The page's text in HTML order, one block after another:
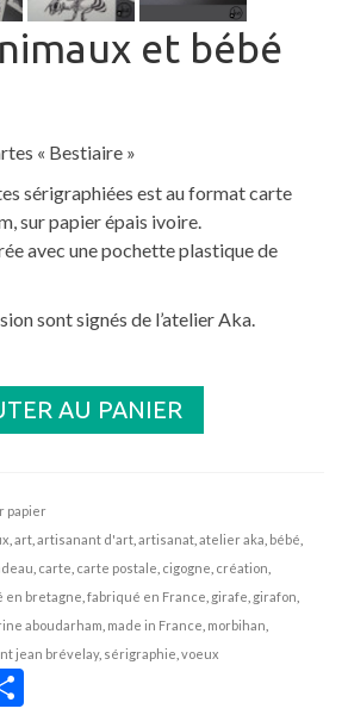
et bébé
« Bestiaire »
sérigraphiées est au format carte
sur papier épais ivoire.
avec une pochette plastique de
sont signés de l’atelier Aka.
AU PANIER
papier
art artisanant d'art artisanat atelier aka bébé
carte carte postale cigogne création
en bretagne fabriqué en France girafe girafon
aboudarham made in France morbihan
jean brévelay, sérigraphie voeux